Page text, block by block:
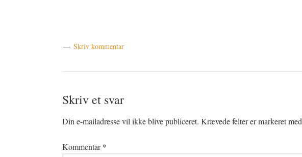
Skriv kommentar
Skriv et svar
Din e-mailadresse vil ikke blive publiceret. Krævede felter er markeret med
Kommentar*